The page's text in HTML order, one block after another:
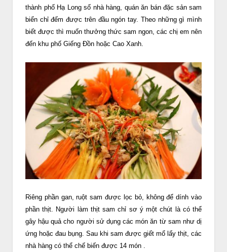
thành phố Hạ Long số nhà hàng, quán ăn bán đặc sản sam
biển chỉ đếm được trên đầu ngón tay. Theo những gì mình
biết được thì muốn thưởng thức sam ngon, các chị em nên
đến khu phố Giếng Đồn hoặc Cao Xanh.
Riêng phần gan, ruột sam được lọc bỏ, không để dính vào
phần thịt. Người làm thịt sam chỉ sơ ý một chút là có thể
gây hậu quả cho người sử dụng các món ăn từ sam như dị
ứng hoặc đau bụng. Sau khi sam được giết mổ lấy thịt, các
nhà hàng có thể chế biến được 14 món .